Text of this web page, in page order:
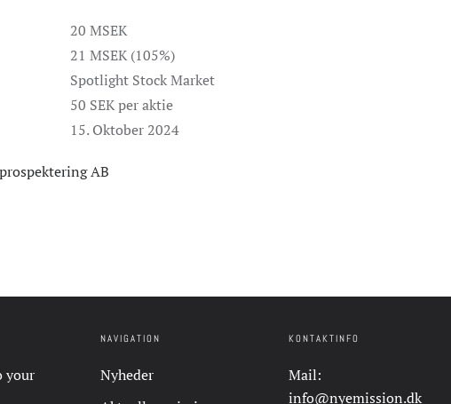
20 MSEK
21 MSEK (105%)
Spotlight Stock Market
50 SEK per aktie
15. Oktober 2024
AB
your
NAVIGATION
Nyheder
KONTAKTINFO
Mail:
info@nyemission.dk